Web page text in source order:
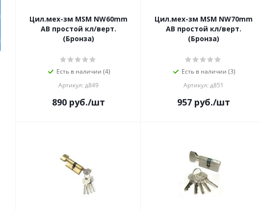
Цил.мех-зм MSM NW60mm
AB простой кл/верт.
(Бронза)
Есть в наличии (4)
Артикул: д849
890руб./шт
Цил.мех-зм MSM NW70mm
AB простой кл/верт.
(Бронза)
Есть в наличии (3)
Артикул: д851
957руб./шт